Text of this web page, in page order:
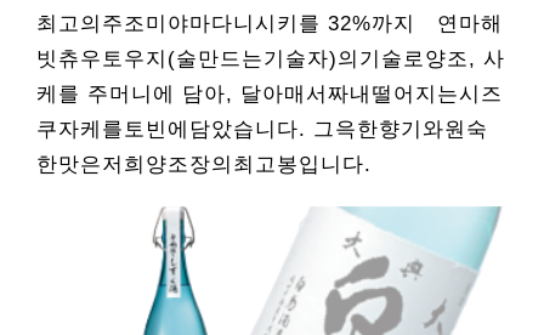
최고의주조미야마다니시키를 32%까지 연마해
빗츄우토우지(술만드는기술자)의기술로양조, 사
케를 주머니에 담아, 달아매서짜내떨어지는시즈
쿠자케를토빈에담았습니다. 그윽한향기와원숙
한맛은저희양조장의최고봉입니다.